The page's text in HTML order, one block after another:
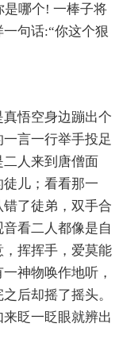
是哪个! 一棒子将
句话:“你这个狠
真悟空身边蹦出个
言一行举手投足
人来到唐僧面
儿；看看那一
了徒弟，双手合
看二人都像是自
挥挥手，爱莫能
神物唤作地听，
后却摇了摇头。
眨一眨眼就辨出